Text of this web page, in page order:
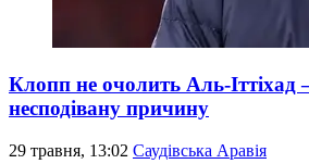
Клопп не очолить Аль-Іттіхад
несподівану причину
29 травня, 13:02 Саудівська Аравія